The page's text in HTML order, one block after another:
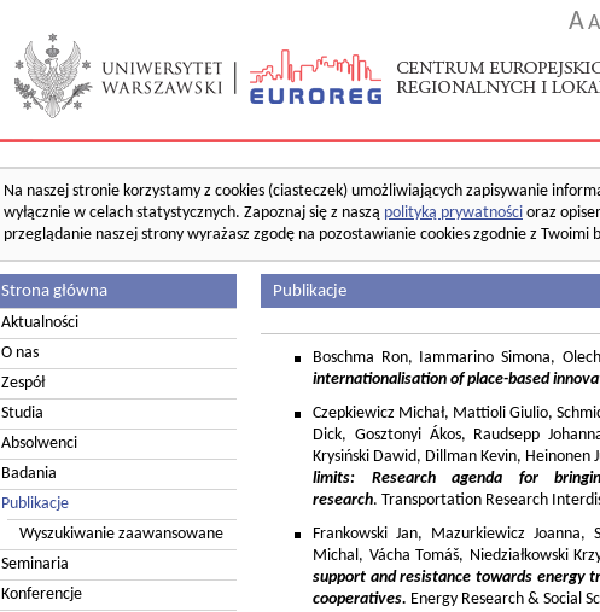
AA
Na naszej stronie korzystamy z cookies (ciasteczek) umożliwiających zapisywanie
wyłącznie w celach statystycznych. Zapoznaj się z naszą polityką prywatności oraz
przeglądanie naszej strony wyrażasz zgodę na pozostawianie cookies zgodnie z
Strona główna
Aktualności
O nas
Zespół
Studia
Absolwenci
Badania
Publikacje
Wyszukiwanie zaawansowane
Seminaria
Konferencje
Publikacje
Boschma Ron, Iammarino Simona,
internationalisation of place-based
Czepkiewicz Michał, Mattioli Giulio,
Dick, Gosztonyi Ákos, Raudsepp
Krysiński Dawid, Dillman Kevin, Heinonen
limits: Research agenda for
research. Transportation Research
Frankowski Jan, Mazurkiewicz Joanna,
Michal, Vácha Tomáš, Niedziałkowski
support and resistance towards energy
cooperatives. Energy Research & Social